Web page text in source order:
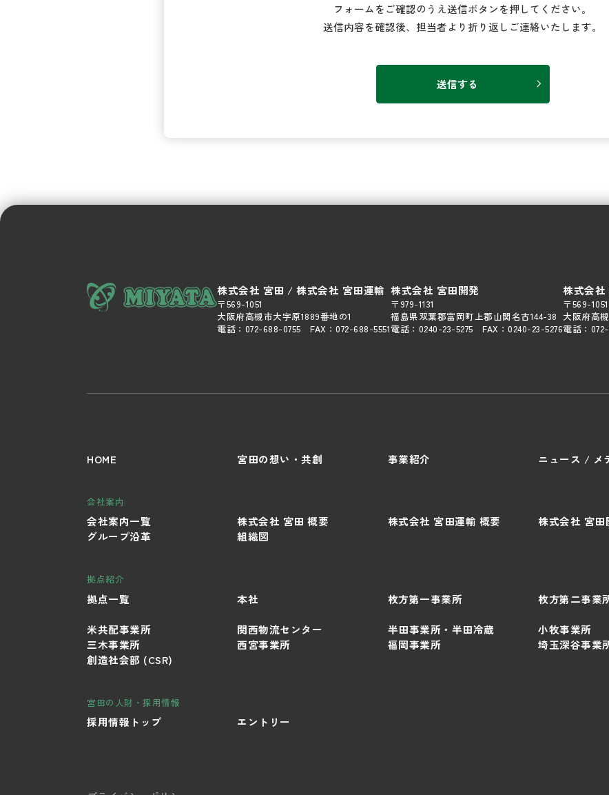
フォームをご確認のうえ送信ボタンを押してください。
送信内容を確認後、担当者より折り返しご連絡いたします。
送信する
株式会社 宮田 / 株式会社 宮田運輸
〒569-1051
大阪府高槻市大字原1889番地の1
電話： 072-688-0755 FAX：072-688-5551
株式会社 宮田開発
〒979-1131
福島県双葉郡富岡町上郡山関名古144-38
電話： 0240-23-5275 FAX：0240-23-5276
株式会社
〒569-1051
大阪府高
電話：
HOME 宮田の想い・共創 事業紹介 ニュース / メ
会社案内
会社案内一覧 株式会社 宮田 概要 株式会社 宮田運輸 概要 株式会社 宮田
グループ沿革
組織図
拠点紹介
拠点一覧 本社 枚方第一事業所 枚方第二事業
米共配事業所
関西物流センター 半田事業所・半田冷蔵 小牧事業所
三木事業所
西宮事業所 福岡事業所 埼玉深谷事業
創造社会部 (CSR)
宮田の人財・採用情報
採用情報トップ エントリー